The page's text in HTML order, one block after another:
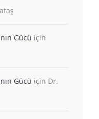
Gücü için
Gücü için Dr.